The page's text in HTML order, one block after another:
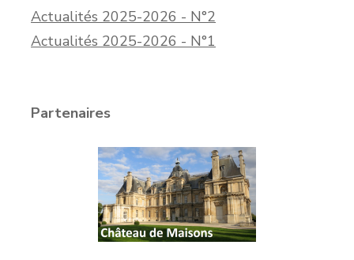
Actualités 2025-2026 - N°2
Actualités 2025-2026 - N°1
Partenaires